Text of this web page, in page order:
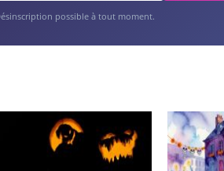
possible à tout moment.